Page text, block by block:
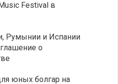
Festival в
Румынии и Испании
о
юных болгар на